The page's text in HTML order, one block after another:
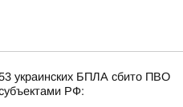
украинских БПЛА сбито ПВО
РФ: